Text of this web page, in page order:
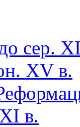
сер.
XV в.
в.